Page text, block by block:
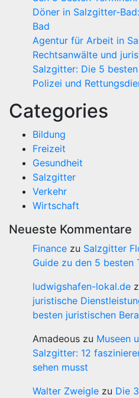
Döner in Salzgitter-
Bad
Agentur für Arbeit in
Rechtsanwälte und
Salzgitter: Die 5
Polizei und
Categories
Bildung
Freizeit
Gesundheit
Salzgitter
Verkehr
Wirtschaft
Neueste Kommentare
Finance zu Salzgitter
Guide zu den 5 besten
ludwigshafen-lokal.de
juristische
besten juristischen
Amadeous zu Museen
Salzgitter: 12
sehen musst
Walter Zweigle zu Die